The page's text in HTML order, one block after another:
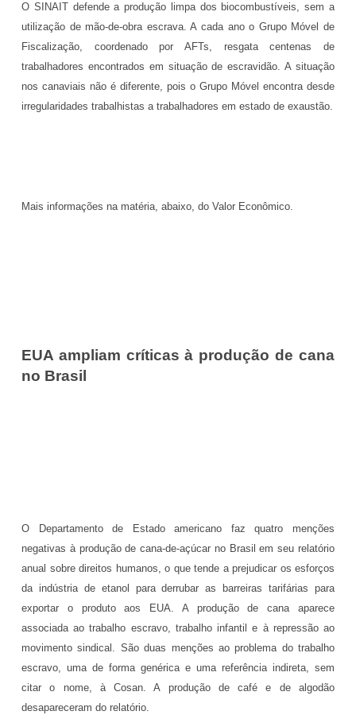
O SINAIT defende a produção limpa dos biocombustíveis, sem a
utilização de mão-de-obra escrava. A cada ano o Grupo Móvel de
Fiscalização, coordenado por AFTs, resgata centenas de
trabalhadores encontrados em situação de escravidão. A situação
nos canaviais não é diferente, pois o Grupo Móvel encontra desde
irregularidades trabalhistas a trabalhadores em estado de exaustão.
Mais informações na matéria, abaixo, do Valor Econômico.
EUA ampliam críticas à produção de cana
no Brasil
O Departamento de Estado americano faz quatro menções
negativas à produção de cana-de-açúcar no Brasil em seu relatório
anual sobre direitos humanos, o que tende a prejudicar os esforços
da indústria de etanol para derrubar as barreiras tarifárias para
exportar o produto aos EUA. A produção de cana aparece
associada ao trabalho escravo, trabalho infantil e à repressão ao
movimento sindical. São duas menções ao problema do trabalho
escravo, uma de forma genérica e uma referência indireta, sem
citar o nome, à Cosan. A produção de café e de algodão
desapareceram do relatório.